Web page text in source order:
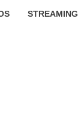
STREAMING